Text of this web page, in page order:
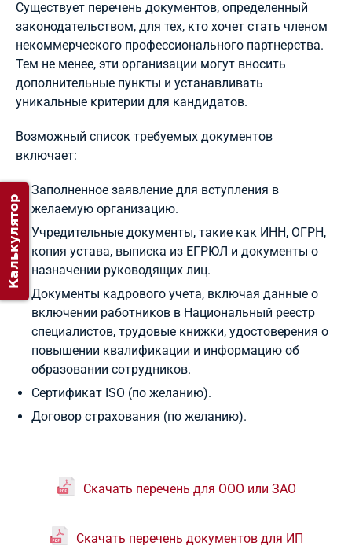
Существует перечень документов, определенный
законодательством, для тех, кто хочет стать членом
некоммерческого профессионального партнерства.
Тем не менее, эти организации могут вносить
дополнительные пункты и устанавливать
уникальные критерии для кандидатов.
Возможный список требуемых документов
включает:
Заполненное заявление для вступления в
желаемую организацию.
Учредительные документы, такие как ИНН, ОГРН,
копия устава, выписка из ЕГРЮЛ и документы о
назначении руководящих лиц.
Документы кадрового учета, включая данные о
включении работников в Национальный реестр
специалистов, трудовые книжки, удостоверения о
повышении квалификации и информацию об
образовании сотрудников.
Сертификат ISO (по желанию).
Договор страхования (по желанию).
Скачать перечень для ООО или ЗАО
Скачать перечень документов для ИП
Калькулятор